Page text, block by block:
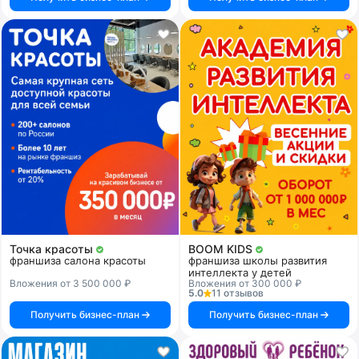
Точка красоты
франшиза салона красоты
Вложения от 3 500 000 ₽
Получить бизнес-план
BOOM KIDS
франшиза школы развития
интеллекта у детей
Вложения от 300 000 ₽
5.0
11 отзывов
Получить бизнес-план